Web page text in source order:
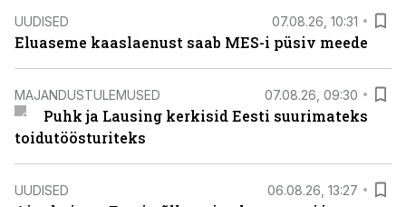
UUDISED 07.08.26, 10:31
Eluaseme kaaslaenust saab MES-i püsiv meede
MAJANDUSTULEMUSED 07.08.26, 09:30
Puhk ja Lausing kerkisid Eesti suurimateks
toidutöösturiteks
UUDISED 06.08.26, 13:27